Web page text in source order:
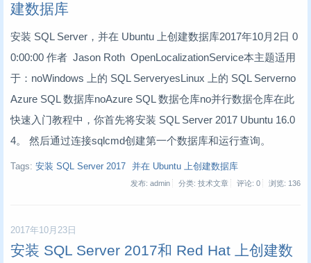
建数据库
安装 SQL Server，并在 Ubuntu 上创建数据库2017年10月2日 0
0:00:00 作者 Jason Roth OpenLocalizationService本主题适用
于：noWindows 上的 SQL ServeryesLinux 上的 SQL Serverno
Azure SQL 数据库noAzure SQL 数据仓库no并行数据仓库在此
快速入门教程中，你首先将安装 SQL Server 2017 Ubuntu 16.0
4。 然后通过连接sqlcmd创建第一个数据库和运行查询。
Tags: 安装 SQL Server 2017 并在 Ubuntu 上创建数据库
发布: admin 分类: 技术文章 评论: 0 浏览: 136
2017年10月23日
安装 SQL Server 2017和 Red Hat 上创建数